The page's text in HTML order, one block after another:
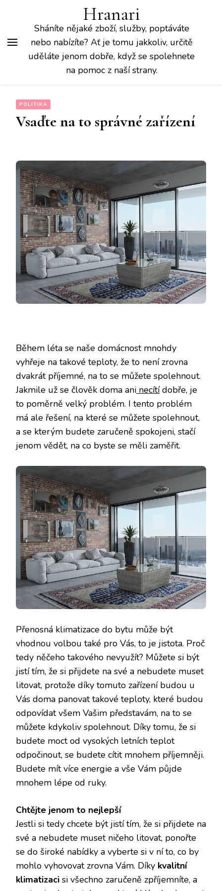
Hranari
Sháníte nějaké zboží, služby, poptáváte
nebo nabízíte? Ať je tomu jakkoliv, určitě
uděláte jenom dobře, když se spolehnete
na pomoc z naší strany.
POLITIKA
Vsaďte na to správné zařízení
Během léta se naše domácnost mnohdy
vyhřeje na takové teploty, že to není zrovna
dvakrát příjemné, na to se můžete spolehnout.
Jakmile už se člověk doma ani necítídobře, je
to poměrně velký problém. I tento problém
má ale řešení, na které se můžete spolehnout,
a se kterým budete zaručeně spokojeni, stačí
jenom vědět, na co byste se měli zaměřit.
Přenosná klimatizace do bytu může být
vhodnou volbou také pro Vás, to je jistota. Proč
tedy něčeho takového nevyužít? Můžete si být
jistí tím, že si přijdete na své a nebudete muset
litovat, protože díky tomuto zařízení budou u
Vás doma panovat takové teploty, které budou
odpovídat všem Vašim představám, na to se
můžete kdykoliv spolehnout. Díky tomu, že si
budete moct od vysokých letních teplot
odpočinout, se budete cítit mnohem příjemněji.
Budete mít více energie a vše Vám půjde
mnohem lépe od ruky.
Chtějte jenom to nejlepší
Jestli si tedy chcete být jistí tím, že si přijdete na
své a nebudete muset ničeho litovat, ponořte
se do široké nabídky a vyberte si v ní to, co by
mohlo vyhovovat zrovna Vám. Díky kvalitní
klimatizaci si všechno zaručeně zpříjemníte, a